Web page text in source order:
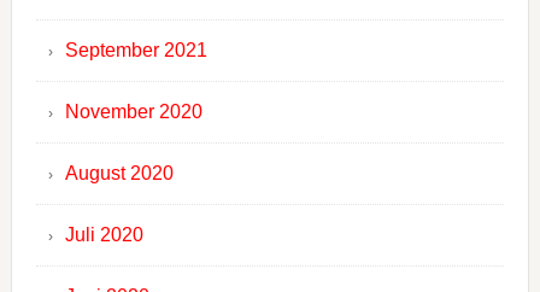
September 2021
November 2020
August 2020
Juli 2020